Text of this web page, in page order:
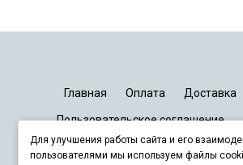
Главная Оплата Доставка
Пользовательское соглашение
График работы Киев Днепр
Для улучшения работы сайта и его
пользователями мы используем файлы